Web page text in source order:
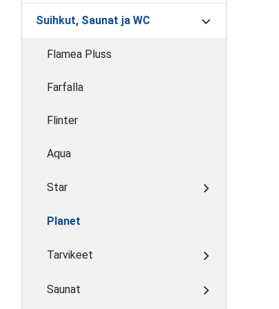
Suihkut, Saunat ja WC
Flamea Pluss
Farfalla
Flinter
Aqua
Star
Planet
Tarvikeet
Saunat